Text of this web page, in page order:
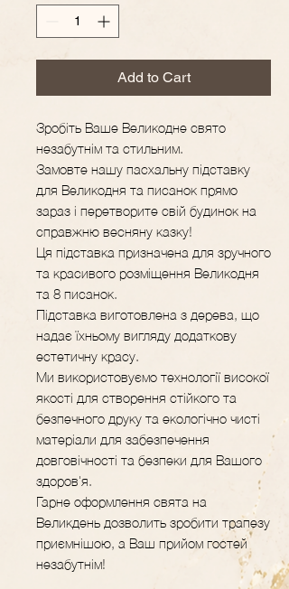
Add to Cart
Зробіть Ваше Великодне свято
незабутнім та стильним.
Замовте нашу пасхальну підставку
для Великодня та писанок прямо
зараз і перетворите свій будинок на
справжню весняну казку!
Ця підставка призначена для зручного
та красивого розміщення Великодня
та 8 писанок.
Підставка виготовлена з дерева, що
надає їхньому вигляду додаткову
естетичну красу.
Ми використовуємо технології високої
якості для створення стійкого та
безпечного друку та екологічно чисті
матеріали для забезпечення
довговічності та безпеки для Вашого
здоров'я.
Гарне оформлення свята на
Великдень дозволить зробити трапезу
приємнішою, а Ваш прийом гостей
незабутнім!